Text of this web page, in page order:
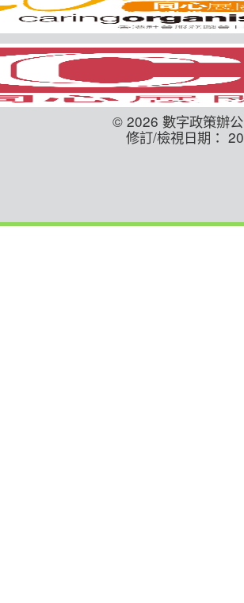
© 2026 數字政策辦
修訂/檢視日期：